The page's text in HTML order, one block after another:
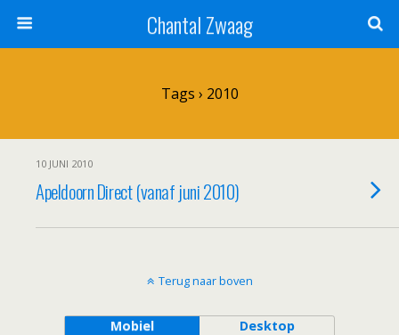
Chantal Zwaag
Tags › 2010
10 JUNI 2010
Apeldoorn Direct (vanaf juni 2010)
Terug naar boven
Mobiel Desktop